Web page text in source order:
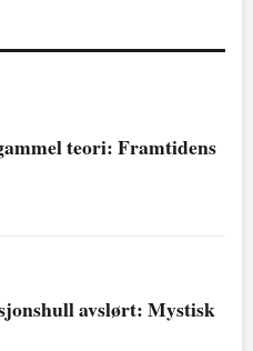
teori: Framtidens
avslørt: Mystisk